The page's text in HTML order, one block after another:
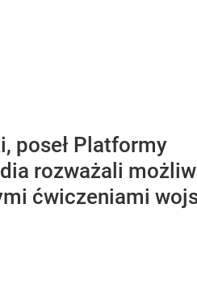
poseł Platformy
rozważali
ćwiczeniami